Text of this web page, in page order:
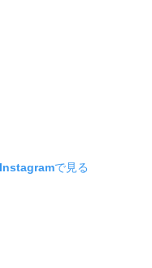
で見る